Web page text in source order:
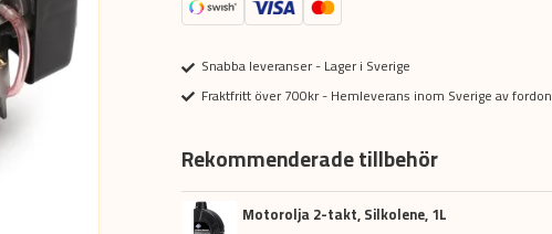
Snabba leveranser - Lager i Sverige
Fraktfritt över 700kr - Hemleverans inom Sverige av fordon
Rekommenderade tillbehör
Motorolja 2-takt, Silkolene, 1L